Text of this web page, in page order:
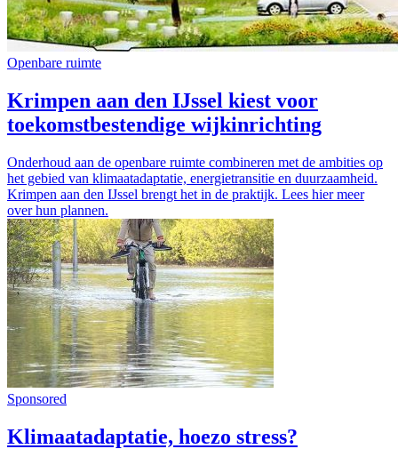
Openbare ruimte
Krimpen aan den IJssel kiest voor
toekomstbestendige wijkinrichting
Onderhoud aan de openbare ruimte combineren met de ambities op
het gebied van klimaatadaptatie, energietransitie en duurzaamheid.
Krimpen aan den IJssel brengt het in de praktijk. Lees hier meer
over hun plannen.
Sponsored
Klimaatadaptatie, hoezo stress?